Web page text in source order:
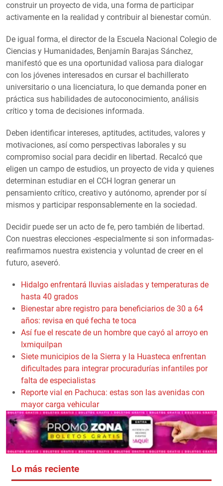
construir un proyecto de vida, una forma de participar
activamente en la realidad y contribuir al bienestar común.
De igual forma, el director de la Escuela Nacional Colegio de
Ciencias y Humanidades, Benjamín Barajas Sánchez,
manifestó que es una oportunidad valiosa para dialogar
con los jóvenes interesados en cursar el bachillerato
universitario o una licenciatura, lo que demanda poner en
práctica sus habilidades de autoconocimiento, análisis
crítico y toma de decisiones informada.
Deben identificar intereses, aptitudes, actitudes, valores y
motivaciones, así como perspectivas laborales y su
compromiso social para decidir en libertad. Recalcó que
eligen un campo de estudios, un proyecto de vida y quienes
determinan estudiar en el CCH logran generar un
pensamiento crítico, creativo y autónomo, aprender por sí
mismos y participar responsablemente en la sociedad.
Decidir puede ser un acto de fe, pero también de libertad.
Con nuestras elecciones -especialmente si son informadas-
reafirmamos nuestra existencia y voluntad de creer en el
futuro, aseveró.
Hidalgo enfrentará lluvias aisladas y temperaturas de
hasta 40 grados
Bienestar abre registro para beneficiarios de 30 a 64
años: revisa en qué fecha te toca
Así fue el rescate de un hombre que cayó al arroyo en
Ixmiquilpan
Siete municipios de la Sierra y la Huasteca enfrentan
dificultades para integrar procuradurías infantiles por
falta de especialistas
Reporte vial en Pachuca: estas son las avenidas con
mayor carga vehicular
Lo más reciente